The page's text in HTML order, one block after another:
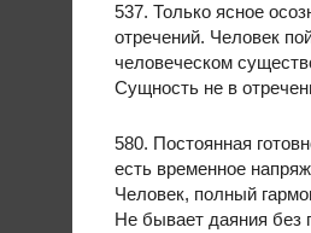
537. Только ясное
отречений. Человек
человеческом
Сущность не в
580. Постоянная
есть временное
Человек, полный
Не бывает даяния без